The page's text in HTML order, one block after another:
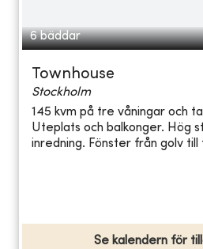
6 bäddar
Townhouse
Stockholm
145 kvm på tre våningar och
Uteplats och balkonger. Hög
inredning. Fönster från golv till
Se kalendern för